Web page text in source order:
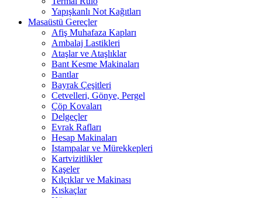
Yapışkanlı Not Kağıtları
Masaüstü Gereçler
Afiş Muhafaza Kapları
Ambalaj Lastikleri
Ataşlar ve Ataşlıklar
Bant Kesme Makinaları
Bantlar
Bayrak Çeşitleri
Cetvelleri, Gönye, Pergel
Çöp Kovaları
Delgeçler
Evrak Rafları
Hesap Makinaları
Istampalar ve Mürekkepleri
Kartvizitlikler
Kaşeler
Kılçıklar ve Makinası
Kıskaçlar